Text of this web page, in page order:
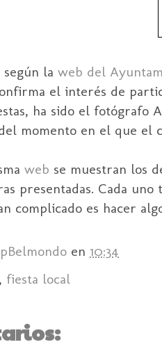
según la web del
el interés de
ha sido el fotógrafo
momento en el que el
web se muestran los
presentadas. Cada
complicado es hacer
en 10:34
, fiesta local